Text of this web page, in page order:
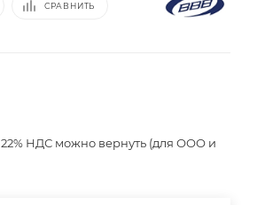
СРАВНИТЬ
22% НДС можно вернуть (для ООО и